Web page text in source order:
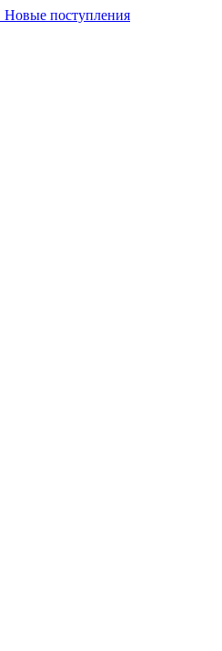
Новые поступления